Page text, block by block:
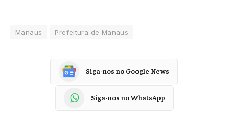
Manaus Prefeitura de Manaus
Siga-nos no Google News
Siga-nos no WhatsApp